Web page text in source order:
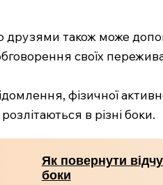
друзями також може
обговорення своїх
фізичної
в різні боки.
Як повернути
боки